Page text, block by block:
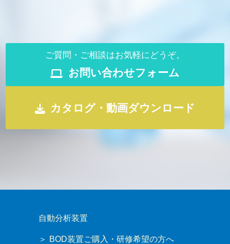
ご質問・ご相談はお気軽にどうぞ。
お問い合わせフォーム
カタログ・動画ダウンロード
自動分析装置
BOD装置ご購入・研修希望の方へ